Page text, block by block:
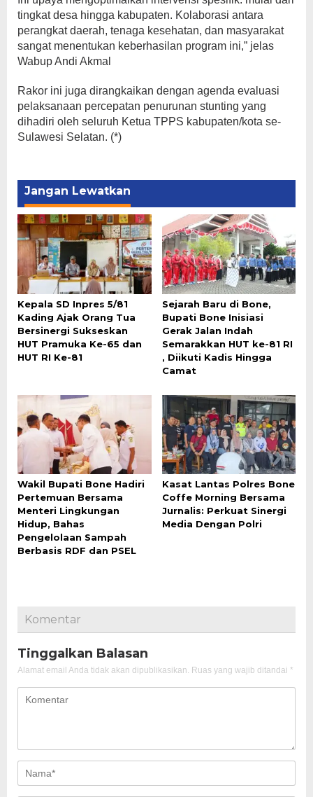
tingkat desa hingga kabupaten. Kolaborasi antara
perangkat daerah, tenaga kesehatan, dan masyarakat
sangat menentukan keberhasilan program ini,” jelas
Wabup Andi Akmal
Rakor ini juga dirangkaikan dengan agenda evaluasi
pelaksanaan percepatan penurunan stunting yang
dihadiri oleh seluruh Ketua TPPS kabupaten/kota se-
Sulawesi Selatan. (*)
Jangan Lewatkan
Kepala SD Inpres 5/81
Kading Ajak Orang Tua
Bersinergi Sukseskan
HUT Pramuka Ke-65 dan
HUT RI Ke-81
Sejarah Baru di Bone,
Bupati Bone Inisiasi
Gerak Jalan Indah
Semarakkan HUT ke-81 RI
, Diikuti Kadis Hingga
Camat
Wakil Bupati Bone Hadiri
Pertemuan Bersama
Menteri Lingkungan
Hidup, Bahas
Pengelolaan Sampah
Berbasis RDF dan PSEL
Kasat Lantas Polres Bone
Coffe Morning Bersama
Jurnalis: Perkuat Sinergi
Media Dengan Polri
Komentar
Tinggalkan Balasan
Alamat email Anda tidak akan dipublikasikan. Ruas yang wajib ditandai *